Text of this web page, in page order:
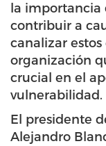
la importancia
contribuir a
canalizar
organización
crucial en el
vulnerabilidad.
El presidente
Alejandro